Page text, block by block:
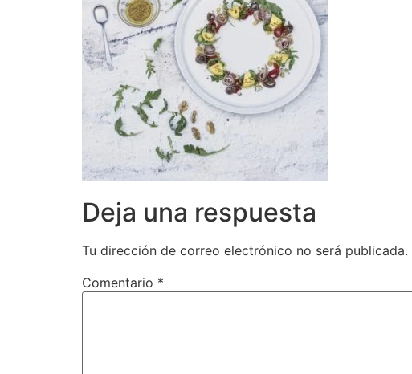
Deja una respuesta
Tu dirección de correo electrónico no será publicada.
Comentario *